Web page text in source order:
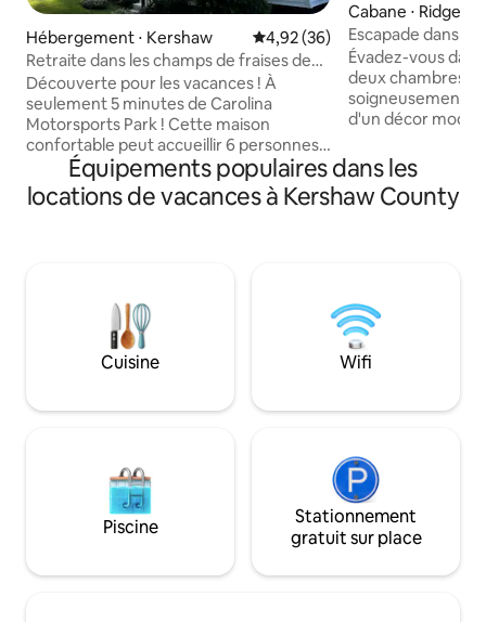
Hébergement ⋅ Kershaw Évaluation moyenne sur la
4,92 (36)
Retraite dans les champs de fraises de
Nana
Découverte pour les vacances ! À
seulement 5 minutes de Carolina
Motorsports Park ! Cette maison
confortable peut accueillir 6 personnes !
La chambre principale dispose d'un lit
queen size et d'un canapé-lit, le salon
dispose d'un canapé-lit. La cuisine sur le
un confort moderne, le porche avant a
une balançoire avec des fauteuils à
bascule. Un espace de travail, un coin
ajoutent fonction et charme. 75 $ de
Cabane ⋅
Escapade dans
années 50 avec
Évadez-vous
deux chambres
soigneusement
d'un décor
Profitez du café
soirées près du
plein air préparés
Stationnement
bateau inclus. À
Colonel Creek,
baignade, des
à proximité et
Équipements populaires dans les
locations de vacances à Kershaw County
Cuisine Wifi
Piscine
Stationnement
gratuit sur place